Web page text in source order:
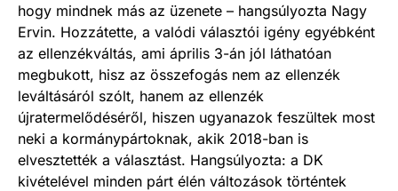
hogy mindnek más az üzenete – hangsúlyozta Nagy
Ervin. Hozzátette, a valódi választói igény egyébként
az ellenzékváltás, ami április 3-án jól láthatóan
megbukott, hisz az összefogás nem az ellenzék
leváltásáról szólt, hanem az ellenzék
újratermelődéséről, hiszen ugyanazok feszültek most
neki a kormánypártoknak, akik 2018-ban is
elvesztették a választást. Hangsúlyozta: a DK
kivételével minden párt élén változások történtek